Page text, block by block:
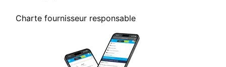
Charte fournisseur responsable